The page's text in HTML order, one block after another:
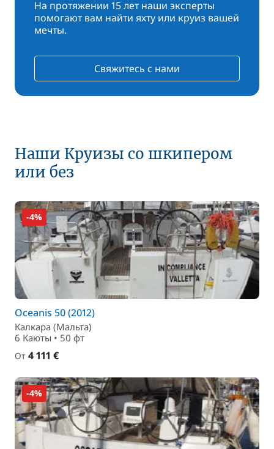
На протяжении 15 лет наши эксперты
помогают вам найти яхту или круиз вашей
мечты.
Свяжитесь с нами
Наши Круизы со шкипером
или без
-4%
Oceanis 50 (2012)
Калкара (Мальта)
6 Каюты • 50 фт
От 4 111 €
-4%